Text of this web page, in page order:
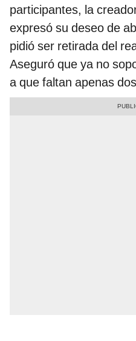
participantes, la
expresó su deseo de
pidió ser retirada del
Aseguró que ya no
a que faltan apenas